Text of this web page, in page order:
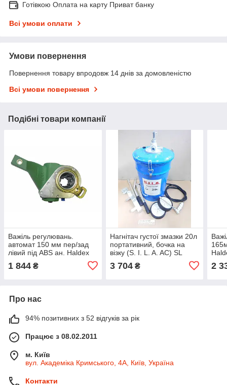
Готівкою Оплата на карту Приват банку
Всі умови оплати
Умови повернення
Повернення товару впродовж 14 днів за домовленістю
Всі умови повернення
Подібні товари компанії
Важіль регулювань.
автомат 150 мм пер/зад
лівий під ABS ан. Haldex
(S.I.L.A. AC) SL 11.79364
1 844 ₴
Нагнітач густої змазки 20л
портативний, бочка на
візку (S. I. L. A. AC) SL
3 704₴ 2
Про нас
94% позитивних з 52 відгуків за рік
Працює з 08.02.2011
м. Київ
вул. Академіка Кримського, 4А, Київ, Україна
Контакти